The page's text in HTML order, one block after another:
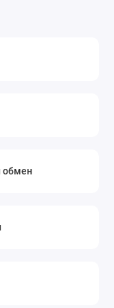
обмен